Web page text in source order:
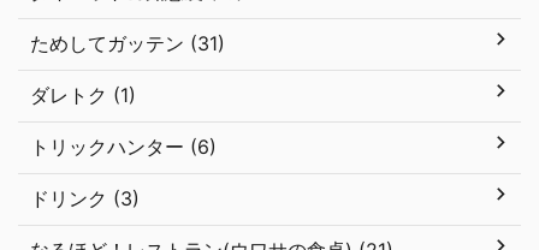
ためしてガッテン (31)
ダレトク (1)
トリックハンター (6)
ドリンク (3)